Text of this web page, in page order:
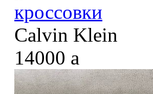
кроссовки
Calvin Klein
14000 a